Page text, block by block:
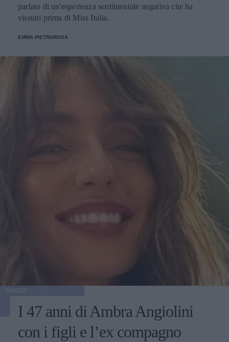
parlato di un'esperienza sentimentale negativa che ha
vissuto prima di Miss Italia.
EMMA PIETRAROSA
I 47 anni di Ambra Angiolini
con i figli e l’ex compagno